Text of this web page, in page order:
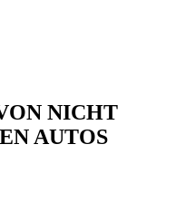
NICHT
AUTOS